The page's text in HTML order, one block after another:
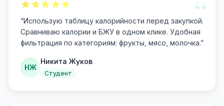
“
“Использую таблицу калорийности перед закупкой.
Сравниваю калории и БЖУ в одном клике. Удобная
фильтрация по категориям: фрукты, мясо, молочка.”
НЖ
Никита Жуков
Студент